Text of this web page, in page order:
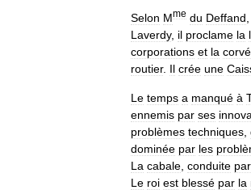
Selon Mme du Deffand
Laverdy, il proclame la
corporations et la
routier. Il crée une
Le temps a manqué à
ennemis par ses
problèmes techniques
dominée par les
La cabale conduite par
Le roi est blessé par la